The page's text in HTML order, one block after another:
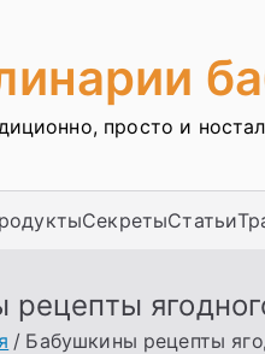
просто и
СекретыСтатьи
Бабушкины рецепты